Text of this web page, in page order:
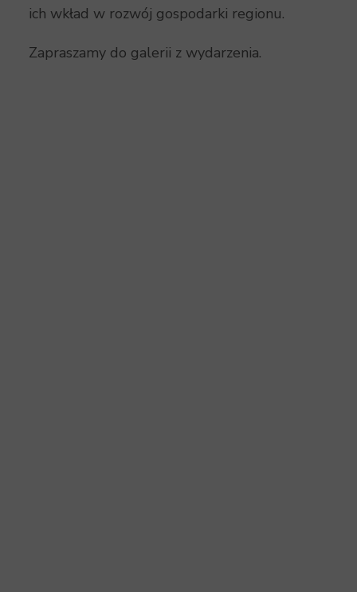
ich wkład w rozwój gospodarki regionu.
Zapraszamy do galerii z wydarzenia.